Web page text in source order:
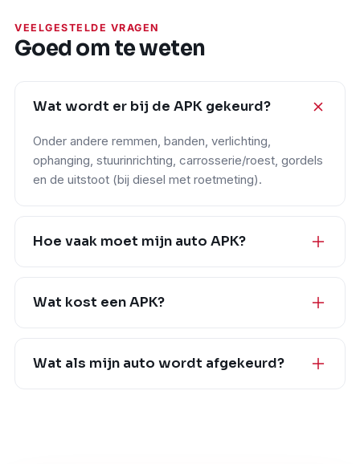
VEELGESTELDE VRAGEN
Goed om te weten
Wat wordt er bij de APK gekeurd?
Onder andere remmen, banden, verlichting,
ophanging, stuurinrichting, carrosserie/roest, gordels
en de uitstoot (bij diesel met roetmeting).
Hoe vaak moet mijn auto APK?
Wat kost een APK?
Wat als mijn auto wordt afgekeurd?